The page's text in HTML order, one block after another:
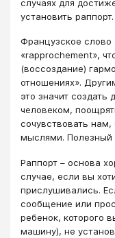
случаях для
установить раппорт.
Французское слово
«rapprochement»,
(воссоздание)
отношениях».
это значит
человеком,
сочувствовать
мыслями. Полезный
Раппорт – основа
случае, если вы
прислушивались.
сообщение или
ребенок, которого
машину), не